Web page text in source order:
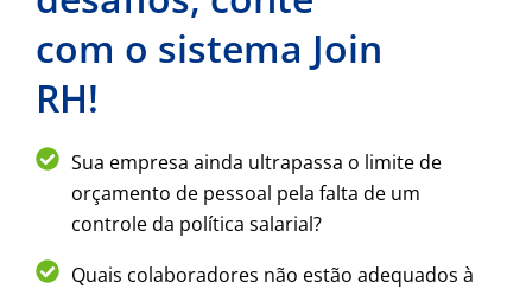
com o sistema Join
RH!
Sua empresa ainda ultrapassa o limite de
orçamento de pessoal pela falta de um
controle da política salarial?
Quais colaboradores não estão adequados à